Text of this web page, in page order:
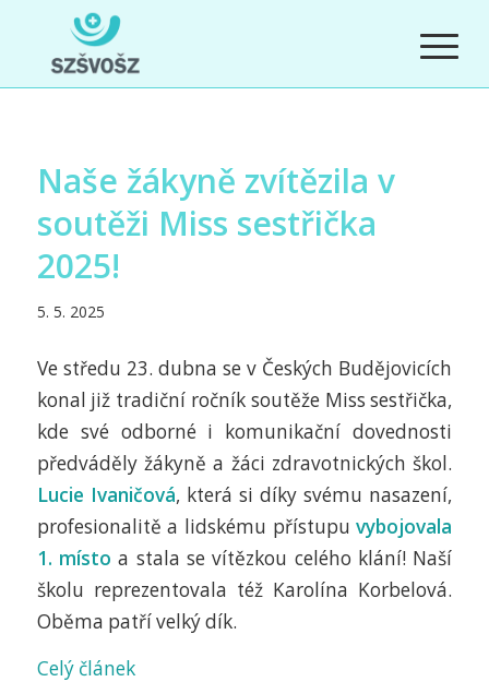
Naše žákyně zvítězila v
soutěži Miss sestřička
2025!
5. 5. 2025
Ve středu 23. dubna se v Českých Budějovicích
konal již tradiční ročník soutěže Miss sestřička,
kde své odborné i komunikační dovednosti
předváděly žákyně a žáci zdravotnických škol.
Lucie Ivaničová, která si díky svému nasazení,
profesionalitě a lidskému přístupuvybojovala
1. místo a stala se vítězkou celého klání! Naší
školu reprezentovala též Karolína Korbelová.
Oběma patří velký dík.
Celý článek